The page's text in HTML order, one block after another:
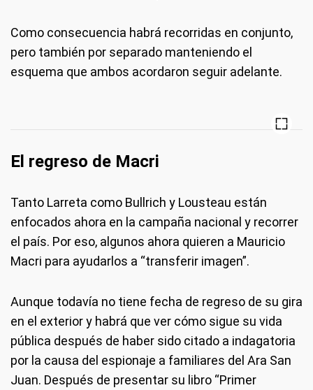
Como consecuencia habrá recorridas en conjunto,
pero también por separado manteniendo el
esquema que ambos acordaron seguir adelante.
El regreso de Macri
Tanto Larreta como Bullrich y Lousteau están
enfocados ahora en la campaña nacional y recorrer
el país. Por eso, algunos ahora quieren a Mauricio
Macri para ayudarlos a “transferir imagen”.
Aunque todavía no tiene fecha de regreso de su gira
en el exterior y habrá que ver cómo sigue su vida
pública después de haber sido citado a indagatoria
por la causa del espionaje a familiares del Ara San
Juan. Después de presentar su libro “Primer